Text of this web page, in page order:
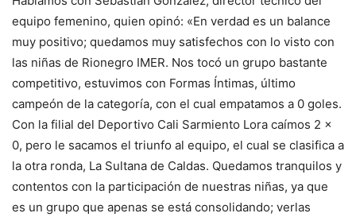
equipo femenino, quien opinó: «En verdad es un balance
muy positivo; quedamos muy satisfechos con lo visto con
las niñas de Rionegro IMER. Nos tocó un grupo bastante
competitivo, estuvimos con Formas Íntimas, último
campeón de la categoría, con el cual empatamos a 0 goles.
Con la filial del Deportivo Cali Sarmiento Lora caímos 2 x
0, pero le sacamos el triunfo al equipo, el cual se clasifica a
la otra ronda, La Sultana de Caldas. Quedamos tranquilos y
contentos con la participación de nuestras niñas, ya que
es un grupo que apenas se está consolidando; verlas